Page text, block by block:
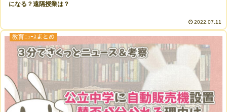
になる？遠隔授業は？
2022.07.11
教育ﾆｭｰｽまとめ